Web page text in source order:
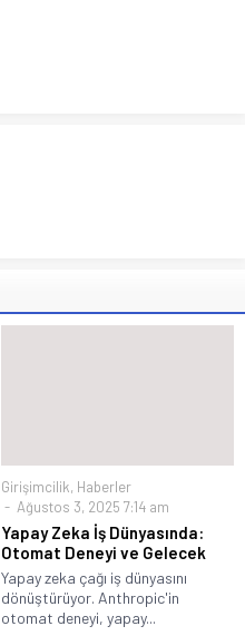
Girişimcilik, Haberler
Ağustos 3, 2025 7:14 am
Yapay Zeka İş Dünyasında:
Otomat Deneyi ve Gelecek
Yapay zeka çağı iş dünyasını
dönüştürüyor. Anthropic'in
otomat deneyi, yapay...